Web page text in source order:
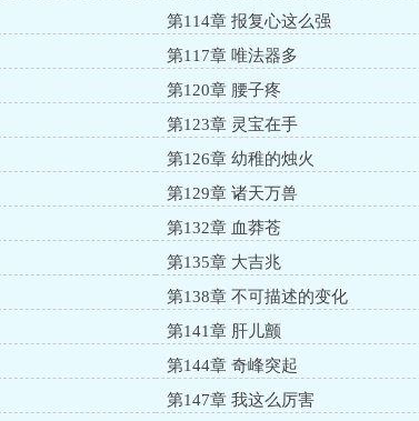
第114章 报复心这么强
第117章 唯法器多
第120章 腰子疼
第123章 灵宝在手
第126章 幼稚的烛火
第129章 诸天万兽
第132章 血莽苍
第135章 大吉兆
第138章 不可描述的变化
第141章 肝儿颤
第144章 奇峰突起
第147章 我这么厉害